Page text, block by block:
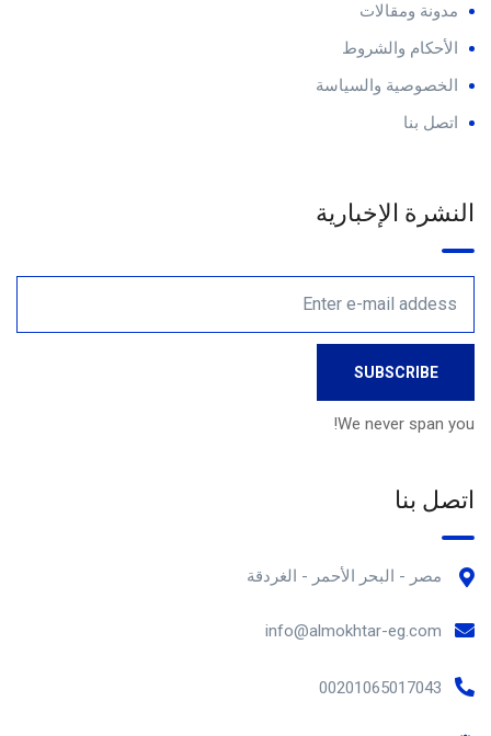
مدونة ومقالات
الأحكام والشروط
الخصوصية والسياسة
اتصل بنا
النشرة الإخبارية
We never span you!
اتصل بنا
مصر - البحر الأحمر - الغردقة
info@almokhtar-eg.com
00201065017043